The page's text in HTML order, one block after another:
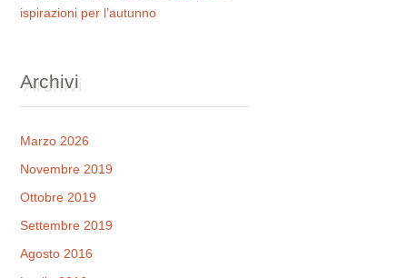
ispirazioni per l’autunno
Archivi
Marzo 2026
Novembre 2019
Ottobre 2019
Settembre 2019
Agosto 2016